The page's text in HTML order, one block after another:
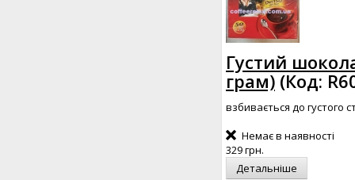
Густий
грам) (Код:
взбивається до густого
Немає в наявності
329 грн.
Детальніше